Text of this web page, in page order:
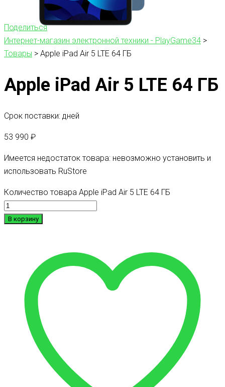
Поделиться
Интернет-магазин электронной техники - PlayGame34 >
Товары > Apple iPad Air 5 LTE 64 ГБ
Apple iPad Air 5 LTE 64 ГБ
Срок поставки: дней
53 990 ₽
Имеется недостаток товара: невозможно установить и
использовать RuStore
Количество товара Apple iPad Air 5 LTE 64 ГБ
В корзину